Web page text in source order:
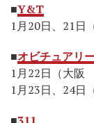
■Y&T
1月20日、21日
■オビチュアリ
1月22日（大阪
1月23日、24日